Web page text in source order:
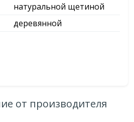
натуральной щетиной
деревянной
от производителя